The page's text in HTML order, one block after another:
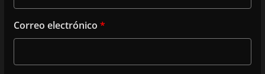
Correo electrónico *